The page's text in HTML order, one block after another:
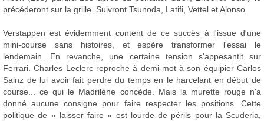
précéderont sur la grille. Suivront Tsunoda, Latifi, Vettel et Alonso.
Verstappen est évidemment content de ce succès à l'issue d'une
mini-course sans histoires, et espère transformer l'essai le
lendemain. En revanche, une certaine tension s'appesantit sur
Ferrari. Charles Leclerc reproche à demi-mot à son équipier Carlos
Sainz de lui avoir fait perdre du temps en le harcelant en début de
course... ce qui le Madrilène concède. Mais la murette rouge n'a
donné aucune consigne pour faire respecter les positions. Cette
politique de « laisser faire » est lourde de périls pour la Scuderia,